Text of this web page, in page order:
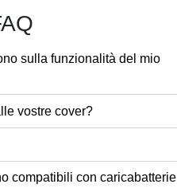
sulla funzionalità del mio
vostre cover?
compatibili con caricabatterie